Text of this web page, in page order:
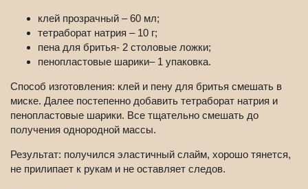
клей прозрачный – 60 мл;
тетраборат натрия – 10 г;
пена для бритья- 2 столовые ложки;
пенопластовые шарики– 1 упаковка.
Способ изготовления: клей и пену для бритья смешать в
миске. Далее постепенно добавить тетраборат натрия и
пенопластовые шарики. Все тщательно смешать до
получения однородной массы.
Результат: получился эластичный слайм, хорошо тянется,
не прилипает к рукам и не оставляет следов.